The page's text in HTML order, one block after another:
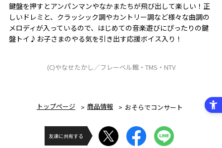
鍵盤を押すとアンパンマンやなかまたちが飛び出して楽しい！正
しいドレミと、クラッシック調やカントリー調など様々な曲調の
メロディが入っているので、はじめての音楽遊びにぴったりの鍵
盤トイ♪お子さまのやる気を引き出す応援ボイス入り！
(C)やなせたかし／フレーベル館・TMS・NTV
トップページ 商品情報 おそらでコンサート
友達に共有する